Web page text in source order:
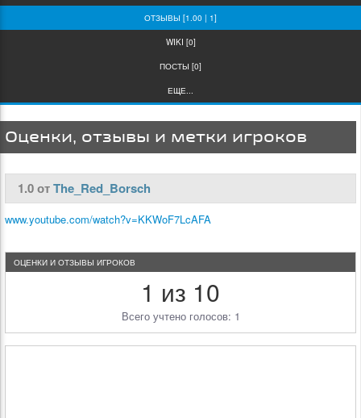
ОТЗЫВЫ [1.00 | 1]
WIKI [0]
ПОСТЫ [0]
ЕЩЕ...
Оценки, отзывы и метки игроков
1.0 отThe_Red_Borsch
www.youtube.com/watch?v=KKWoF7LcAFA
ОЦЕНКИ И ОТЗЫВЫ ИГРОКОВ
1 из 10
Всего учтено голосов: 1